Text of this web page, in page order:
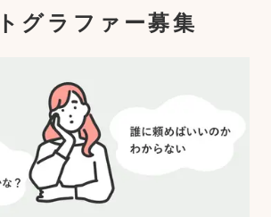
グラファー募集